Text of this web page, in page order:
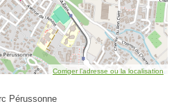
Corriger l’adresse ou la localisation
Pérussonne